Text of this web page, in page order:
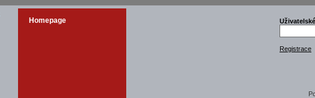
Homepage
Registrace